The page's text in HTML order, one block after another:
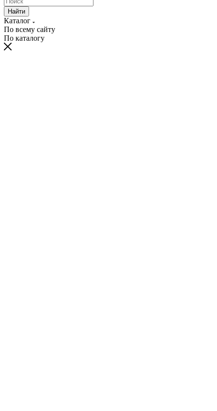
Найти
Каталог
По всему сайту
По каталогу